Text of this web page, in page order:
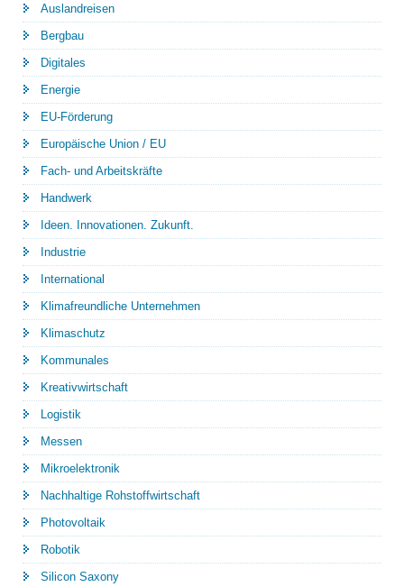
Auslandreisen
Bergbau
Digitales
Energie
EU-Förderung
Europäische Union / EU
Fach- und Arbeitskräfte
Handwerk
Ideen. Innovationen. Zukunft.
Industrie
International
Klimafreundliche Unternehmen
Klimaschutz
Kommunales
Kreativwirtschaft
Logistik
Messen
Mikroelektronik
Nachhaltige Rohstoffwirtschaft
Photovoltaik
Robotik
Silicon Saxony